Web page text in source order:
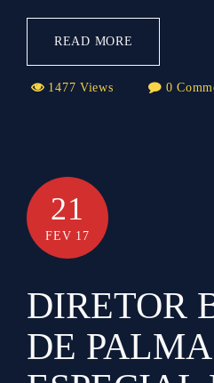
READ MORE
1477 Views 0
21
FEV 17
DIRETOR
DE